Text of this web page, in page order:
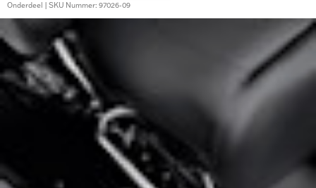
Onderdeel | SKU Nummer: 97026-09